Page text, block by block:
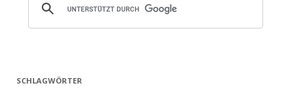
SCHLAGWÖRTER